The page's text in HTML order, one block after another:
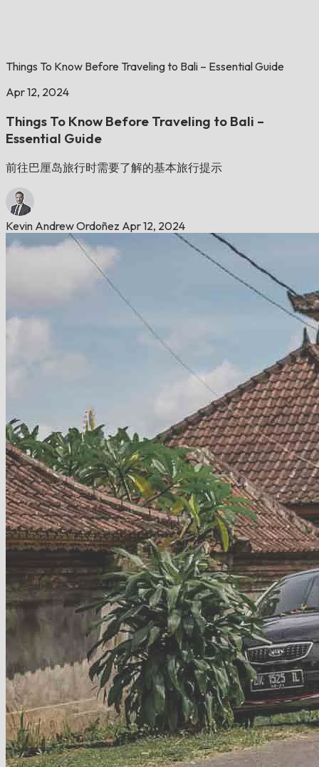
Things To Know Before Traveling to Bali – Essential Guide
Apr 12, 2024
Things To Know Before Traveling to Bali –
Essential Guide
前往巴厘岛旅行时需要了解的基本旅行提示
Kevin Andrew Ordoñez Apr 12, 2024